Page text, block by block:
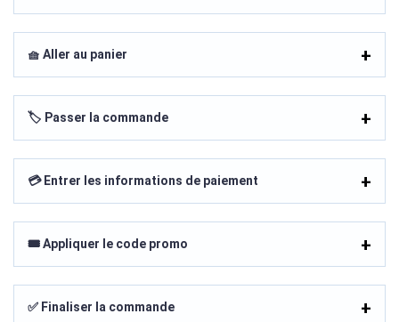
🧺 Aller au panier
🏷️ Passer la commande
💳 Entrer les informations de paiement
🎟️ Appliquer le code promo
✅ Finaliser la commande